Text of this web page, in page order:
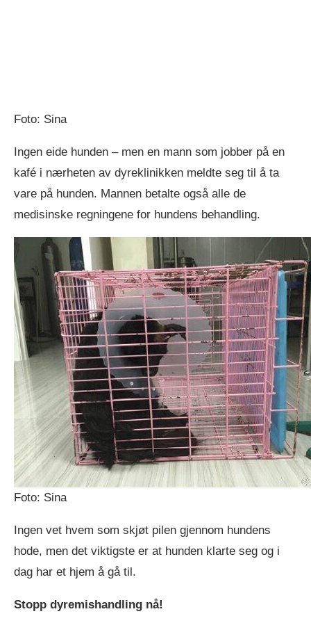
Foto: Sina
Ingen eide hunden – men en mann som jobber på en
kafé i nærheten av dyreklinikken meldte seg til å ta
vare på hunden. Mannen betalte også alle de
medisinske regningene for hundens behandling.
Foto: Sina
Ingen vet hvem som skjøt pilen gjennom hundens
hode, men det viktigste er at hunden klarte seg og i
dag har et hjem å gå til.
Stopp dyremishandling nå!